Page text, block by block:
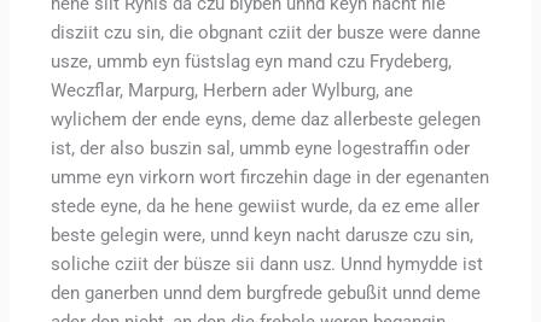
disziit czu sin, die obgnant cziit der busze were danne
usze, ummb eyn füstslag eyn mand czu Frydeberg,
Weczflar, Marpurg, Herbern ader Wylburg, ane
wylichem der ende eyns, deme daz allerbeste gelegen
ist, der also buszin sal, ummb eyne logestraffin oder
umme eyn virkorn wort firczehin dage in der egenanten
stede eyne, da he hene gewiist wurde, da ez eme aller
beste gelegin were, unnd keyn nacht darusze czu sin,
soliche cziit der büsze sii dann usz. Unnd hymydde ist
den ganerben unnd dem burgfrede gebußit unnd deme